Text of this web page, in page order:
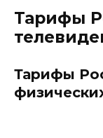
Тарифы
Тарифы